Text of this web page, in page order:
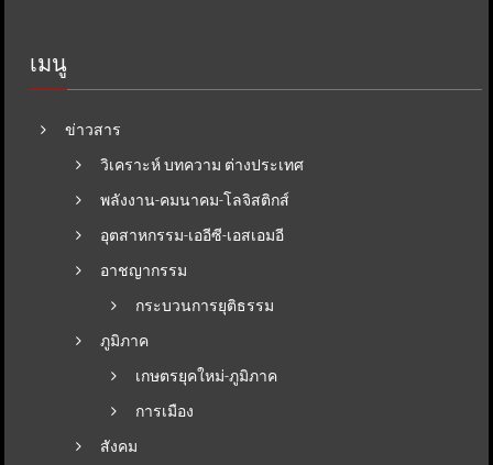
เมนู
ข่าวสาร
วิเคราะห์ บทความ ต่างประเทศ
พลังงาน-คมนาคม-โลจิสติกส์
อุตสาหกรรม-เออีซี-เอสเอมอี
อาชญากรรม
กระบวนการยุติธรรม
ภูมิภาค
เกษตรยุคใหม่-ภูมิภาค
การเมือง
สังคม